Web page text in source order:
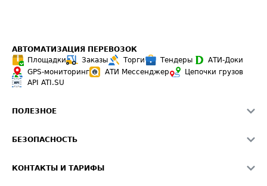
АВТОМАТИЗАЦИЯ ПЕРЕВОЗОК
Площадки
Заказы Торги Тендеры
АТИ-Доки
GPS-мониторинг
АТИ Мессенджер
Цепочки грузов
API ATI.SU
ПОЛЕЗНОЕ
Звезды ATI.SU на вашем сайте
БЕЗОПАСНОСТЬ
КОНТАКТЫ И ТАРИФЫ